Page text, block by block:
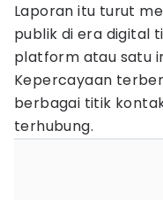
Laporan itu turut
publik di era digital
platform atau satu
Kepercayaan
berbagai titik
terhubung.